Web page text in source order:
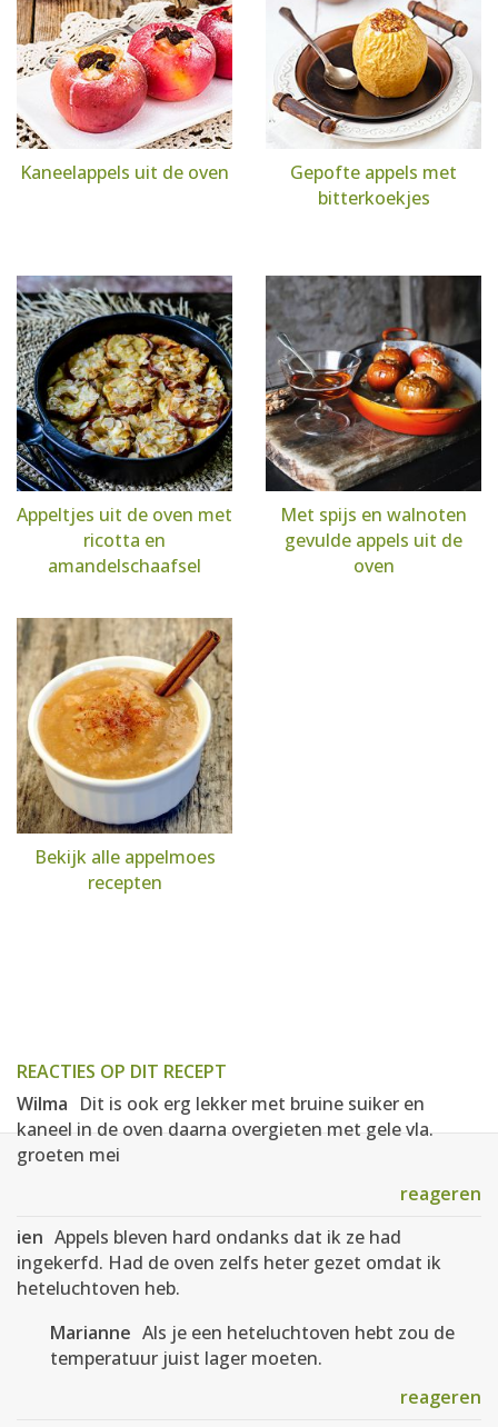
Kaneelappels uit de oven
Gepofte appels met
bitterkoekjes
Appeltjes uit de oven met
ricotta en
amandelschaafsel
Met spijs en walnoten
gevulde appels uit de
oven
Bekijk alle appelmoes
recepten
REACTIES OP DIT RECEPT
Wilma Dit is ook erg lekker met bruine suiker en
kaneel in de oven daarna overgieten met gele vla.
groeten mei
reageren
ien Appels bleven hard ondanks dat ik ze had
ingekerfd. Had de oven zelfs heter gezet omdat ik
heteluchtoven heb.
Marianne Als je een heteluchtoven hebt zou de
temperatuur juist lager moeten.
reageren